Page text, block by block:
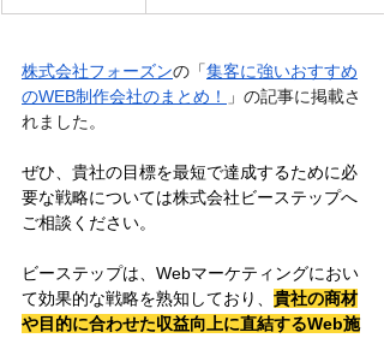
株式会社フォーズンの「集客に強いおすすめ
のWEB制作会社のまとめ！
」の記事に掲載さ
れました。
ぜひ、貴社の目標を最短で達成するために必
要な戦略については株式会社ビーステップへ
ご相談ください。
ビーステップは、Webマーケティングにおい
て効果的な戦略を熟知しており、 貴社の商材
や目的に合わせた収益向上に直結するWeb施